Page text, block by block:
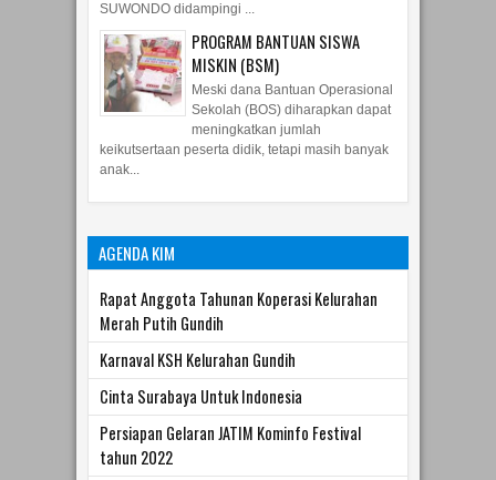
SUWONDO didampingi ...
PROGRAM BANTUAN SISWA
MISKIN (BSM)
Meski dana Bantuan Operasional
Sekolah (BOS) diharapkan dapat
meningkatkan jumlah
keikutsertaan peserta didik, tetapi masih banyak
anak...
AGENDA KIM
Rapat Anggota Tahunan Koperasi Kelurahan
Merah Putih Gundih
Karnaval KSH Kelurahan Gundih
Cinta Surabaya Untuk Indonesia
Persiapan Gelaran JATIM Kominfo Festival
tahun 2022